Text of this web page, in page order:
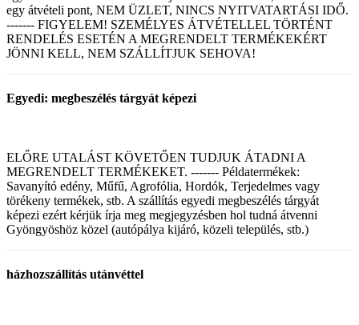
egy átvételi pont, NEM ÜZLET, NINCS NYITVATARTÁSI IDŐ.
------- FIGYELEM! SZEMÉLYES ÁTVÉTELLEL TÖRTÉNT
RENDELÉS ESETÉN A MEGRENDELT TERMÉKEKÉRT
JÖNNI KELL, NEM SZÁLLÍTJUK SEHOVA!
Egyedi: megbeszélés tárgyát képezi
ELŐRE UTALÁST KÖVETŐEN TUDJUK ÁTADNI A
MEGRENDELT TERMÉKEKET. ------- Példatermékek:
Savanyító edény, Műfű, Agrofólia, Hordók, Terjedelmes vagy
törékeny termékek, stb. A szállítás egyedi megbeszélés tárgyát
képezi ezért kérjük írja meg megjegyzésben hol tudná átvenni
Gyöngyöshöz közel (autópálya kijáró, közeli település, stb.)
házhozszállítás utánvéttel